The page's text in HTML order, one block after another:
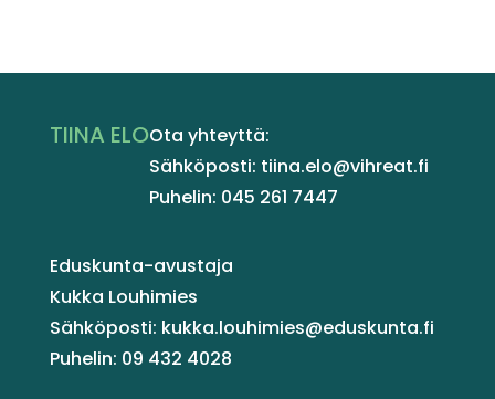
TIINA ELOOta yhteyttä:
Sähköposti: tiina.elo@vihreat.fi
Puhelin: 045 261 7447
Eduskunta-avustaja
Kukka Louhimies
Sähköposti: kukka.louhimies@eduskunta.fi
Puhelin: 09 432 4028